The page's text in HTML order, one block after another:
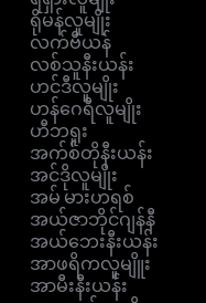
ရိုမန်လူမျိုး
လက်ဗီယန်
လစ်သူနီးယန်း
ဟင်ဒီလူမျိုး
ဟန်ဂေရီလူမျိုး
ဟီဘရူး
အက်စ်တိုနီးယန်း
အင်ဒိုလူမျိုး
အမ် မားဟရစ်
အယ်ဇာဘိုင်ဂျန်နီ
အယ်ဘေးနီးယန်း
အာဖရိကလူမျိူး
အာမီးနီးယန်း